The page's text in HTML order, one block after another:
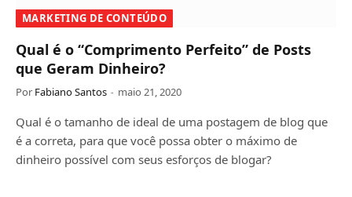
MARKETING DE CONTEÚDO
Qual é o “Comprimento Perfeito” de Posts
que Geram Dinheiro?
Por Fabiano Santos maio 21, 2020
Qual é o tamanho de ideal de uma postagem de blog que
é a correta, para que você possa obter o máximo de
dinheiro possível com seus esforços de blogar?